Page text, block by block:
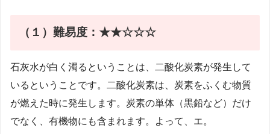
（１）難易度：★★☆☆☆
石灰水が白く濁るということは、二酸化炭素が発生して
いるということです。二酸化炭素は、炭素をふくむ物質
が燃えた時に発生します。炭素の単体（黒鉛など）だけ
でなく、有機物にも含まれます。よって、エ。